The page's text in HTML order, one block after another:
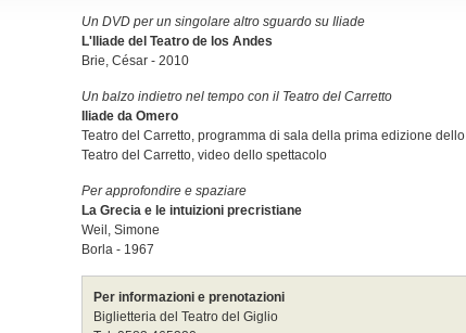
Un DVD per un singolare altro sguardo su Iliade
L'Iliade del Teatro de los Andes
Brie, César - 2010
Un balzo indietro nel tempo con il Teatro del Carretto
Iliade da Omero
Teatro del Carretto, programma di sala della prima edizione
Teatro del Carretto, video dello spettacolo
Per approfondire e spaziare
La Grecia e le intuizioni precristiane
Weil, Simone
Borla - 1967
Per informazioni e prenotazioni
Biglietteria del Teatro del Giglio